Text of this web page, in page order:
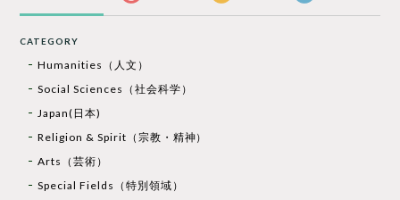
CATEGORY
Humanities（人文）
Social Sciences（社会科学）
Japan(日本)
Religion & Spirit（宗教・精神）
Arts（芸術）
Special Fields（特別領域）